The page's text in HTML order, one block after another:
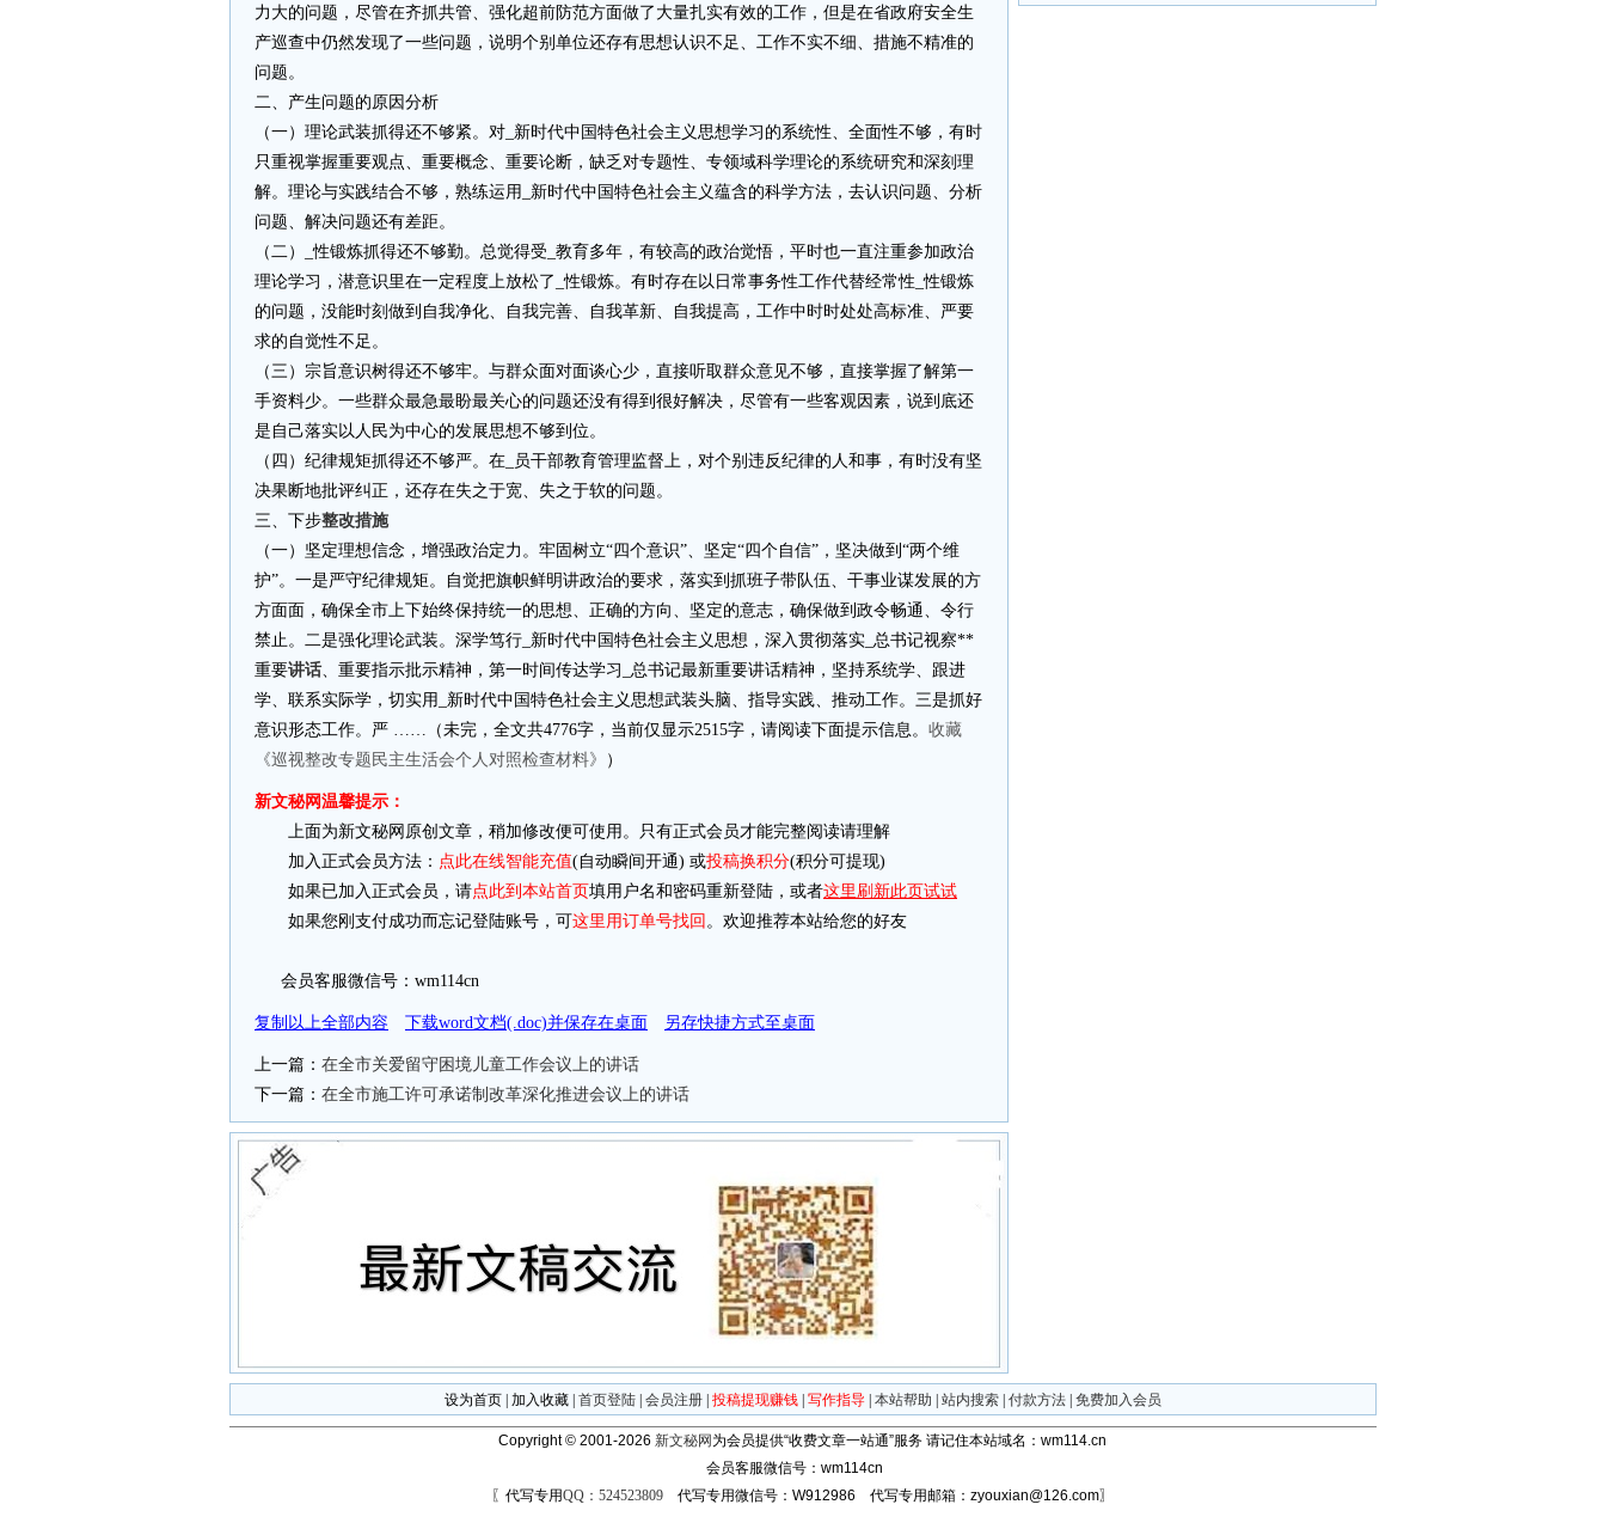
力大的问题，尽管在齐抓共管、强化超前防范方面做了大量扎实有效的工作，但是在省政府安全生
产巡查中仍然发现了一些问题，说明个别单位还存有思想认识不足、工作不实不细、措施不精准的
问题。
二、产生问题的原因分析
（一）理论武装抓得还不够紧。对_新时代中国特色社会主义思想学习的系统性、全面性不够，有时
只重视掌握重要观点、重要概念、重要论断，缺乏对专题性、专领域科学理论的系统研究和深刻理
解。理论与实践结合不够，熟练运用_新时代中国特色社会主义蕴含的科学方法，去认识问题、分析
问题、解决问题还有差距。
（二）_性锻炼抓得还不够勤。总觉得受_教育多年，有较高的政治觉悟，平时也一直注重参加政治
理论学习，潜意识里在一定程度上放松了_性锻炼。有时存在以日常事务性工作代替经常性_性锻炼
的问题，没能时刻做到自我净化、自我完善、自我革新、自我提高，工作中时时处处高标准、严要
求的自觉性不足。
（三）宗旨意识树得还不够牢。与群众面对面谈心少，直接听取群众意见不够，直接掌握了解第一
手资料少。一些群众最急最盼最关心的问题还没有得到很好解决，尽管有一些客观因素，说到底还
是自己落实以人民为中心的发展思想不够到位。
（四）纪律规矩抓得还不够严。在_员干部教育管理监督上，对个别违反纪律的人和事，有时没有坚
决果断地批评纠正，还存在失之于宽、失之于软的问题。
三、下步整改措施
（一）坚定理想信念，增强政治定力。牢固树立“四个意识”、坚定“四个自信”，坚决做到“两个维
护”。一是严守纪律规矩。自觉把旗帜鲜明讲政治的要求，落实到抓班子带队伍、干事业谋发展的方
方面面，确保全市上下始终保持统一的思想、正确的方向、坚定的意志，确保做到政令畅通、令行
禁止。二是强化理论武装。深学笃行_新时代中国特色社会主义思想，深入贯彻落实_总书记视察**
重要讲话、重要指示批示精神，第一时间传达学习_总书记最新重要讲话精神，坚持系统学、跟进
学、联系实际学，切实用_新时代中国特色社会主义思想武装头脑、指导实践、推动工作。三是抓好
意识形态工作。严 ……（未完，全文共4776字，当前仅显示2515字，请阅读下面提示信息。 收藏
《巡视整改专题民主生活会个人对照检查材料》
）
新文秘网温馨提示：
上面为新文秘网原创文章，稍加修改便可使用。只有正式会员才能完整阅读请理解
加入正式会员方法： 点此在线智能充值(自动瞬间开通) 或投稿换积分(积分可提现)
如果已加入正式会员，请点此到本站首页填用户名和密码重新登陆，或者这里刷新此页试试
如果您刚支付成功而忘记登陆账号，可这里用订单号找回 。欢迎推荐本站给您的好友
会员客服微信号：wm114cn
复制以上全部内容 下载word文档(.doc)并保存在桌面 另存快捷方式至桌面
上一篇： 在全市关爱留守困境儿童工作会议上的讲话
下一篇： 在全市施工许可承诺制改革深化推进会议上的讲话
设为首页 加入收藏 首页登陆 会员注册 投稿提现赚钱 写作指导 本站帮助 站内搜索 付款方法 免费加入会员
Copyright © 2001-2026 新文秘网 为会员提供“收费文章一站通”服务 请记住本站域名：wm114.cn
会员客服微信号：wm114cn
〖代写专用QQ：524523809代写专用微信号：W912986 代写专用邮箱：zyouxian@126.com〗